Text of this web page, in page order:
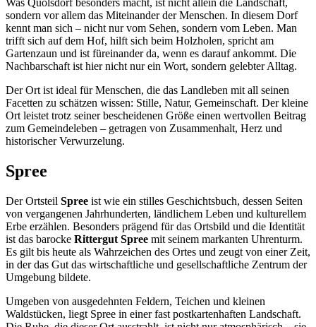
Was Quolsdorf besonders macht, ist nicht allein die Landschaft,
sondern vor allem das Miteinander der Menschen. In diesem Dorf
kennt man sich – nicht nur vom Sehen, sondern vom Leben. Man
trifft sich auf dem Hof, hilft sich beim Holzholen, spricht am
Gartenzaun und ist füreinander da, wenn es darauf ankommt. Die
Nachbarschaft ist hier nicht nur ein Wort, sondern gelebter Alltag.
Der Ort ist ideal für Menschen, die das Landleben mit all seinen
Facetten zu schätzen wissen: Stille, Natur, Gemeinschaft. Der kleine
Ort leistet trotz seiner bescheidenen Größe einen wertvollen Beitrag
zum Gemeindeleben – getragen von Zusammenhalt, Herz und
historischer Verwurzelung.
Spree
Der Ortsteil Spree ist wie ein stilles Geschichtsbuch, dessen Seiten
von vergangenen Jahrhunderten, ländlichem Leben und kulturellem
Erbe erzählen. Besonders prägend für das Ortsbild und die Identität
ist das barocke Rittergut Spree mit seinem markanten Uhrenturm.
Es gilt bis heute als Wahrzeichen des Ortes und zeugt von einer Zeit,
in der das Gut das wirtschaftliche und gesellschaftliche Zentrum der
Umgebung bildete.
Umgeben von ausgedehnten Feldern, Teichen und kleinen
Waldstücken, liegt Spree in einer fast postkartenhaften Landschaft.